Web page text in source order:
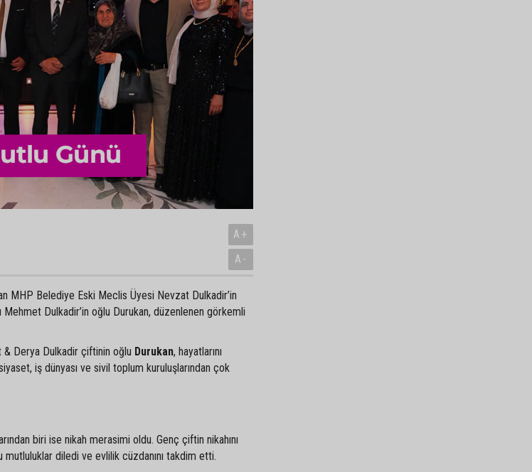
A+
A-
MHP Belediye Eski Meclis Üyesi Nevzat Dulkadir’in
Mehmet Dulkadir’in oğlu Durukan, düzenlenen görkemli
& Derya Dulkadir çiftinin oğlu Durukan, hayatlarını
iş dünyası ve sivil toplum kuruluşlarından çok
biri ise nikah merasimi oldu. Genç çiftin nikahını
mutluluklar diledi ve evlilik cüzdanını takdim etti.